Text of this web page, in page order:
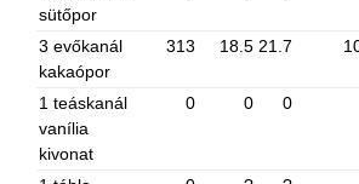
sütőpor
3 evőkanál
kakaópor
313 18.5 21.7
1 teáskanál
vanília
kivonat
0 0 0